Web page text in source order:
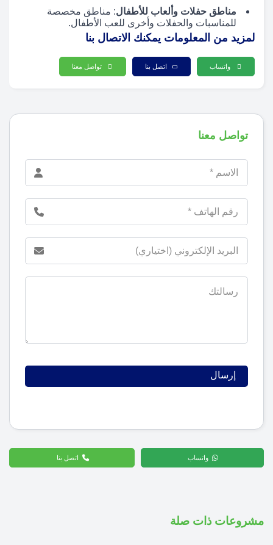
مناطق حفلات وألعاب للأطفال: مناطق مخصصة
للمناسبات والحفلات وأخرى للعب الأطفال.
لمزيد من المعلومات يمكنك الاتصال بنا
واتساب اتصل بنا تواصل معنا
تواصل معنا
واتساب اتصل بنا
مشروعات ذات صلة